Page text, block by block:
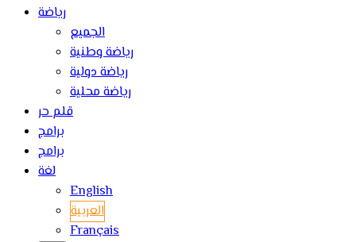
رياضة
الجميع
رياضة وطنية
رياضة دولية
رياضة محلية
قلم حر
برامج
برامج
لغة
English
العربية
Français